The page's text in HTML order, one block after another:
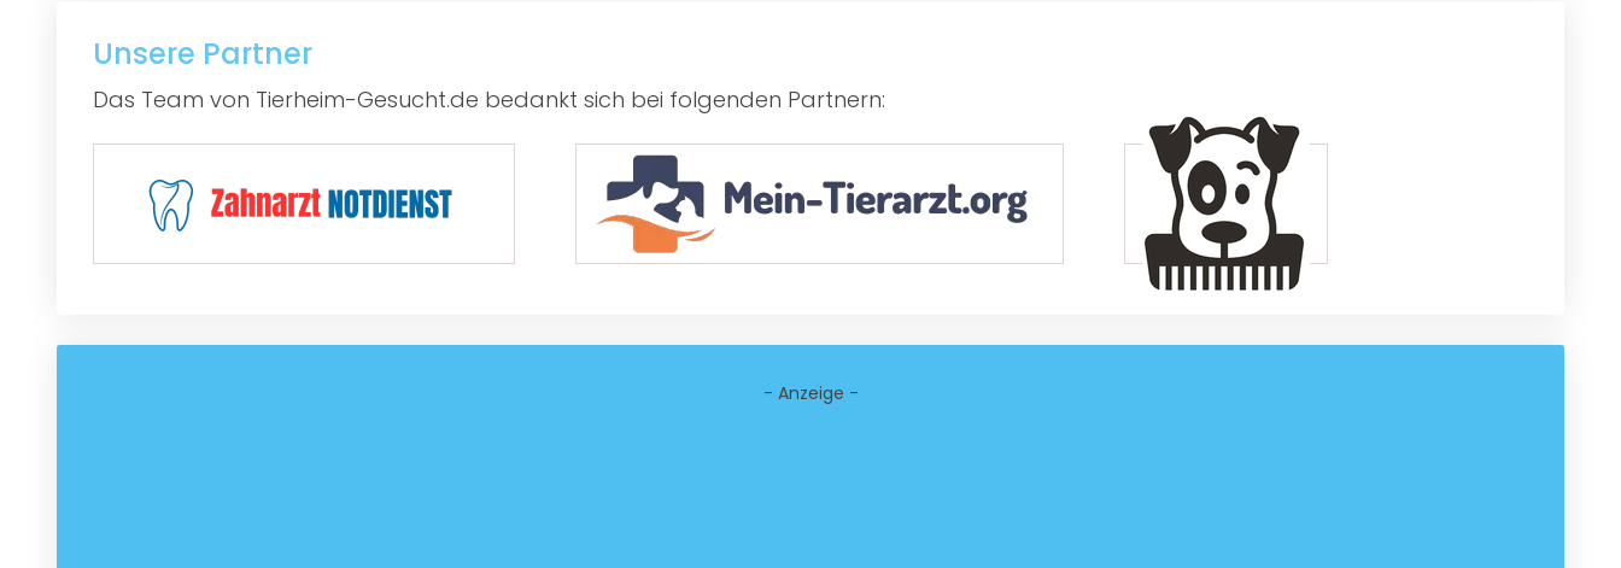
Unsere Partner
Das Team von Tierheim-Gesucht.de bedankt sich bei folgenden Partnern:
- Anzeige -